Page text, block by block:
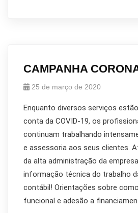
CAMPANHA
25 de março de 2020
Enquanto diversos serviços
conta da COVID-19, os
continuam trabalhando
e assessoria aos seus clientes.
da alta administração da
informação técnica do trabalho
contábil! Orientações sobre
funcional e adesão a